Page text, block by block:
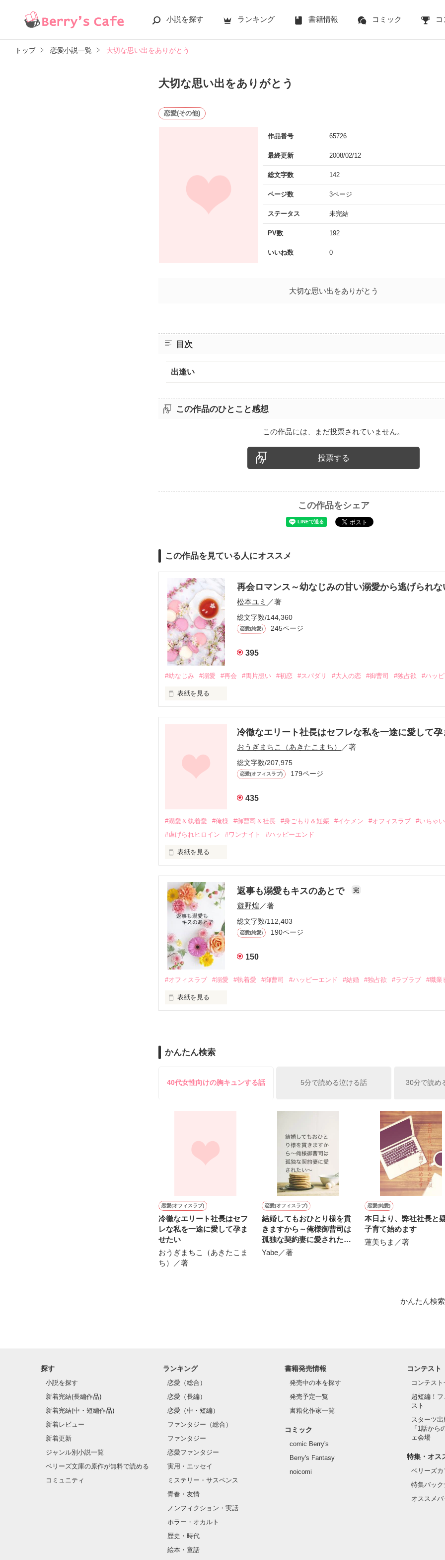
小説を探す ランキング 書籍情報 コミック コ
トップ 恋愛小説一覧 大切な思い出をありがとう
大切な思い出をありがとう
恋愛(その他)
作品番号 65726
最終更新 2008/02/12
総文字数 142
ページ数 3ページ
ステータス 未完結
PV数 192
いいね数 0
大切な思い出をありがとう
目次
出逢い
この作品のひとこと感想
この作品には、まだ投票されていません。
投票する
この作品をシェア
この作品を見ている人にオススメ
再会ロマンス～幼なじみの甘い溺愛から逃げられな
松本ユミ ／著
総文字数/144,360
恋愛(純愛) 245ページ
395
#幼なじみ #溺愛 #再会 #両片想い #初恋 #スパダリ #大人の恋 #御曹司 #独占欲 #ハッ
表紙を見る
しかし、ある出来事をきっかけに二人の関係は壊れてしまう。
関係修復もできないまま、美桜は両親の離婚によって
引っ越すことになり、哲平とも離れ離れになった。
そして、ひょんなことから
酔った勢いで一夜を共にしてしまった。
さらに、美桜が初めてだと知った哲平は
甘やかしてくる。
そんなある日、哲平は美桜がストーカー被害に
遭っていることを知る。
美桜を守るため、哲平は同居を提案してきて――。
夏木美桜(なつきみお)
✕
鳴海哲平 (なるみてっぺい)
止まっていたはずの二人の時間が、再び動き出す。
冷徹なエリート社長はセフレな私を一途に愛して孕
おうぎまちこ（あきたこまち） ／著
総文字数/207,975
恋愛(オフィスラブ) 179ページ
435
#溺愛＆執着愛 #俺様 #御曹司＆社長 #身ごもり＆妊娠 #イケメン #オフィスラブ
#いちゃ
#虐げられヒロイン
#ワンナイト #ハッピーエンド
表紙を見る
帰国後、美桜は新しい職場でワンナイトした美青年と再会。なんと彼の正体は、とあ
も関わらず、一族を離れて起業した新進気鋭の実業家、社内でも冷徹だと評判な社長
人だったのだ――！
なぜか恭司から飼い猫の世話係を命じられた美桜は、猫の世話を口実にしばしば呼び
返事も溺愛もキスのあとで 完
遊野煌 ／著
総文字数/112,403
恋愛(純愛) 190ページ
150
#オフィスラブ #溺愛 #執着愛 #御曹司 #ハッピーエンド #結婚 #独占欲 #ラブラブ #職業
表紙を見る
雪瀬鷹哉（29）が『──俺と結婚してくれないか』といきなりプロポーズをしてきた上
鷹哉『宜しくな、俺の雛子』🦅
シゴデキで冷徹な上司が見せる素顔は、なぜか想像以上に甘くて……🐥💓🦅
※表紙も作中使用の画像も全てフリー素材です。
※執筆期間2026.6.3〜7.20完結です。
※他サイトさんにて恋愛トレンド1位でした〜良かったら読んで頂けると嬉しいです。
作品を読む
かんたん検索
40代女性向けの胸キュンする話 5分で読める泣ける話 30分で読め
恋愛(オフィスラブ)
冷徹なエリート社長はセフ
レな私を一途に愛して孕ま
せたい
おうぎまちこ（あきたこま
ち）／著
恋愛(オフィスラブ)
結婚してもおひとり様を貫
きますから～俺様御曹司は
孤独な契約妻に愛されたい
～
Yabe／著
恋愛(純愛)
本日より、弊社社長と
子育て始めます
蓮美ちま／著
かんたん検
探す
小説を探す
新着完結(長編作品)
新着完結(中・短編作品)
新着レビュー
新着更新
ジャンル別小説一覧
ベリーズ文庫の原作が無料で読める
コミュニティ
ランキング
恋愛（総合）
恋愛（長編）
恋愛（中・短編）
ファンタジー（総合）
ファンタジー
恋愛ファンタジー
実用・エッセイ
ミステリー・サスペンス
青春・友情
ノンフィクション・実話
ホラー・オカルト
歴史・時代
絵本・童話
書籍発売情報
発売中の本を探す
発売予定一覧
書籍化作家一覧
コミック
comic Berry's
Berry's Fantasy
noicomi
コンテスト
コンテスト
超短編！
スト
スターツ
「1話から
ェ会場
特集・オス
ベリーズ
特集バック
オススメ